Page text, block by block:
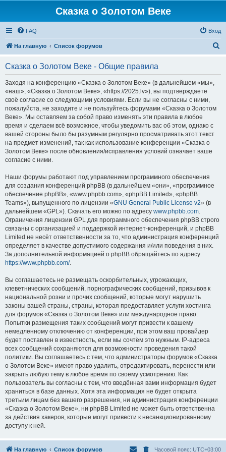
Сказка о Золотом Веке
FAQ Вход
На главную Список форумов
Сказка о Золотом Веке - Общие правила
Заходя на конференцию «Сказка о Золотом Веке» (в дальнейшем «мы»,
«наш», «Сказка о Золотом Веке», «https://2025.lv»), вы подтверждаете
своё согласие со следующими условиями. Если вы не согласны с ними,
пожалуйста, не заходите и не пользуйтесь форумами «Сказка о Золотом
Веке». Мы оставляем за собой право изменять эти правила в любое
время и сделаем всё возможное, чтобы уведомить вас об этом, однако с
вашей стороны было бы разумным регулярно просматривать этот текст
на предмет изменений, так как использование конференции «Сказка о
Золотом Веке» после обновления/исправления условий означает ваше
согласие с ними.
Наши форумы работают под управлением программного обеспечения
для создания конференций phpBB (в дальнейшем «они», «программное
обеспечение phpBB», «www.phpbb.com», «phpBB Limited», «phpBB
Teams»), выпущенного по лицензии «GNU General Public License v2» (в
дальнейшем «GPL»). Скачать его можно по адресу www.phpbb.com.
Ограничения лицензии GPL для программного обеспечения phpBB строго
связаны с организацией и поддержкой интернет-конференций, и phpBB
Limited не несёт ответственности за то, что администрация конференций
определяет в качестве допустимого содержания и/или поведения в них.
За дополнительной информацией о phpBB обращайтесь по адресу
https://www.phpbb.com/.
Вы соглашаетесь не размещать оскорбительных, угрожающих,
клеветнических сообщений, порнографических сообщений, призывов к
национальной розни и прочих сообщений, которые могут нарушить
законы вашей страны, страны, которая предоставляет услуги хостинга
для форумов «Сказка о Золотом Веке» или международное право.
Попытки размещения таких сообщений могут привести к вашему
немедленному отключению от конференции, при этом ваш провайдер
будет поставлен в известность, если мы сочтём это нужным. IP-адреса
всех сообщений сохраняются для возможности проведения такой
политики. Вы соглашаетесь с тем, что администраторы форумов «Сказка
о Золотом Веке» имеют право удалить, отредактировать, перенести или
закрыть любую тему в любое время по своему усмотрению. Как
пользователь вы согласны с тем, что введённая вами информация будет
храниться в базе данных. Хотя эта информация не будет открыта
третьим лицам без вашего разрешения, ни администрация конференции
«Сказка о Золотом Веке», ни phpBB Limited не может быть ответственна
за действия хакеров, которые могут привести к несанкционированному
доступу к ней.
На главную Список форумов Часовой пояс: UTC+03:00